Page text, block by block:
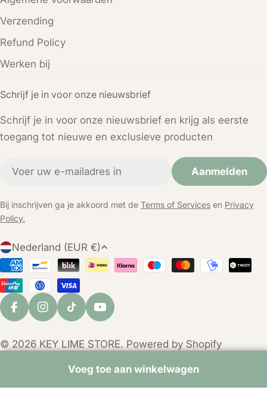
Schrijf je in voor onze nieuwsbrief
Schrijf je in voor onze nieuwsbrief en krijg als eerste
toegang tot nieuwe en exclusieve producten
Aanmelden
Bij inschrijven ga je akkoord met de Terms of Services en Privacy
Policy.
Verzending
Refund Policy
Werken bij
L
a
n
d
/
e
g
o
Nederland (EUR €)
Betaalmethoden
FacebookInstagram
TikTokYouTube
© 2026 KEY LIME STORE. Powered by Shopify
Voeg toe aan winkelwagen